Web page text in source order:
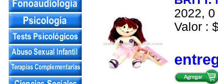
2022,
Valor :